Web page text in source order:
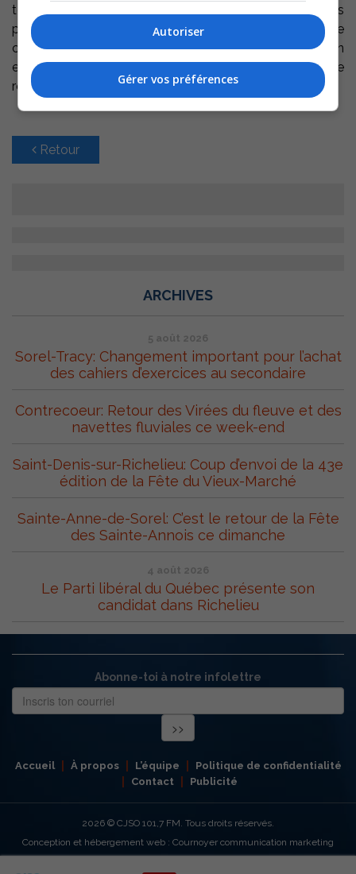
température peu clémente. En plus des municipalités
participantes, Parcs Canada, la Garde côtière auxiliaire
canadienne, la Sûreté du Québec, Ambulance Saint-Jean
et 30 bénévoles ont participé à l’opération, qui était de
retour après 8 ans d’interruption.
Retour
ARCHIVES
5 août 2026
Sorel-Tracy: Changement important pour l’achat
des cahiers d’exercices au secondaire
Contrecoeur: Retour des Virées du fleuve et des
navettes fluviales ce week-end
Saint-Denis-sur-Richelieu: Coup d’envoi de la 43e
édition de la Fête du Vieux-Marché
Sainte-Anne-de-Sorel: C’est le retour de la Fête
des Sainte-Annois ce dimanche
4 août 2026
Le Parti libéral du Québec présente son
candidat dans Richelieu
Abonne-toi à notre infolettre
Accueil À propos L’équipe
Politique de confidentialité
Contact
Publicité
2026 © CJSO 101,7 FM. Tous droits réservés.
Conception et hébergement web : Cournoyer communication marketing
Autoriser
Gérer vos préférences